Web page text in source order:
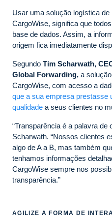
Usar uma solução logística
CargoWise, significa que
base de dados. Assim, a
origem fica imediatamente
Segundo Tim Scharwath,
Global Forwarding, a
CargoWise, com acesso a
que a sua empresa prestasse
qualidade a seus clientes no
“Transparência é a palavra de
Scharwath. “Nossos clientes
algo de A a B, mas também
tenhamos informações
CargoWise sempre nos
transparência.”
AGILIZE A FORMA DE